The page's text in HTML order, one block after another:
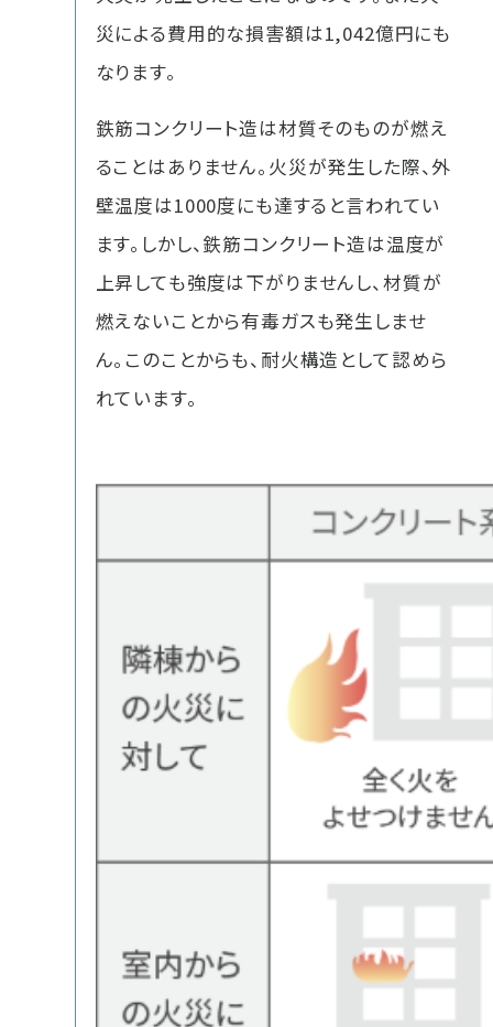
災による費用的な損害額は1,042億円にも
なります。
鉄筋コンクリート造は材質そのものが燃え
ることはありません。火災が発生した際、外
壁温度は1000度にも達すると言われてい
ます。しかし、鉄筋コンクリート造は温度が
上昇しても強度は下がりませんし、材質が
燃えないことから有毒ガスも発生しませ
ん。このことからも、耐火構造として認めら
れています。